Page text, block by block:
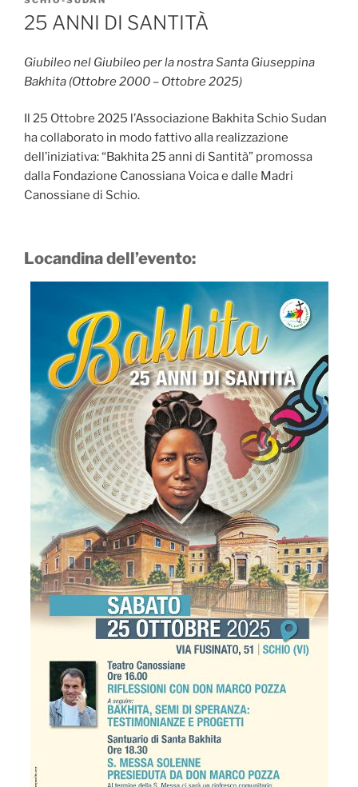
25 ANNI DI SANTITÀ
Giubileo nel Giubileo per la nostra Santa Giuseppina
Bakhita (Ottobre 2000 – Ottobre 2025)
Il 25 Ottobre 2025 l’Associazione Bakhita Schio Sudan
ha collaborato in modo fattivo alla realizzazione
dell’iniziativa: “Bakhita 25 anni di Santità” promossa
dalla Fondazione Canossiana Voica e dalle Madri
Canossiane di Schio.
Locandina dell’evento: